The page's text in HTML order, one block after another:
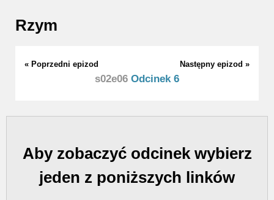
Rzym
« Poprzedni epizod Następny epizod »
s02e06 Odcinek 6
Aby zobaczyć odcinek wybierz
jeden z poniższych linków